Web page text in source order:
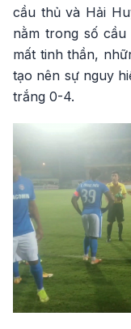
cầu thủ và Hải
nằm trong số
mất tinh thần,
tạo nên sự nguy
trắng 0-4.